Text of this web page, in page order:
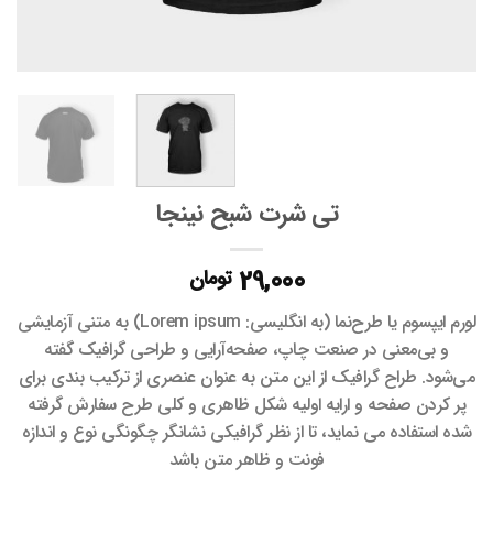
تی شرت شبح نینجا
29,000 تومان
لورم ایپسوم یا طرح‌نما (به انگلیسی: Lorem ipsum) به متنی آزمایشی
و بی‌معنی در صنعت چاپ، صفحه‌آرایی و طراحی گرافیک گفته
می‌شود. طراح گرافیک از این متن به عنوان عنصری از ترکیب بندی برای
پر کردن صفحه و ارایه اولیه شکل ظاهری و کلی طرح سفارش گرفته
شده استفاده می نماید، تا از نظر گرافیکی نشانگر چگونگی نوع و اندازه
فونت و ظاهر متن باشد